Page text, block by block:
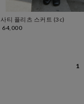
사티 플리츠 스커트 (3c)
64,000
1